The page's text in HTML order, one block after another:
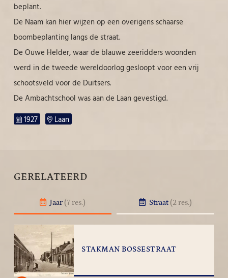
beplant.
De Naam kan hier wijzen op een overigens schaarse
boombeplanting langs de straat.
De Ouwe Helder, waar de blauwe zeeridders woonden
werd in de tweede wereldoorlog gesloopt voor een vrij
schootsveld voor de Duitsers.
De Ambachtschool was aan de Laan gevestigd.
1927
Laan
GERELATEERD
Jaar (7 res.) Straat (2 res.)
STAKMAN BOSSESTRAAT